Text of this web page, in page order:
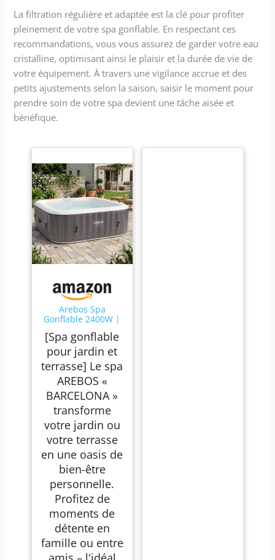
La filtration régulière et adaptée est la clé pour profiter
pleinement de votre spa gonflable. En respectant ces
recommandations, vous vous assurez de garder votre eau
cristalline, optimisant ainsi le plaisir et la durée de vie de
votre équipement. À travers une vigilance accrue et des
petits ajustements selon la saison, saisir le moment pour
prendre soin de votre spa devient une tâche aisée et
bénéfique.
Arebos Spa
Gonflable 2400W |
pour 6 Personnes
185x185cm | 130
Buses de Massage |
910 L avec
Chauffage |
Gonflage par
Bouton-Poussoir |
Couverture Incluse
[Spa gonflable
pour jardin et
terrasse] Le spa
AREBOS «
BARCELONA »
transforme
votre jardin ou
votre terrasse
en une oasis de
bien-être
personnelle.
Profitez de
moments de
détente en
famille ou entre